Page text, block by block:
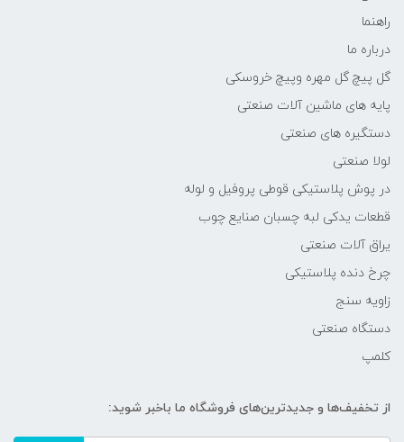
راهنما
درباره ما
گل پیچ گل مهره وپیچ خروسکی
پایه های ماشین آلات صنعتی
دستگیره های صنعتی
لولا صنعتی
در پوش پلاستیکی قوطی پروفیل و لوله
قطعات یدکی لبه چسبان صنایع چوب
یراق آلات صنعتی
چرخ دنده پلاستیکی
زاویه سنج
دستگاه صنعتی
کلمپ
از تخفیف‌ها و جدیدترین‌های فروشگاه ما باخبر شوید: